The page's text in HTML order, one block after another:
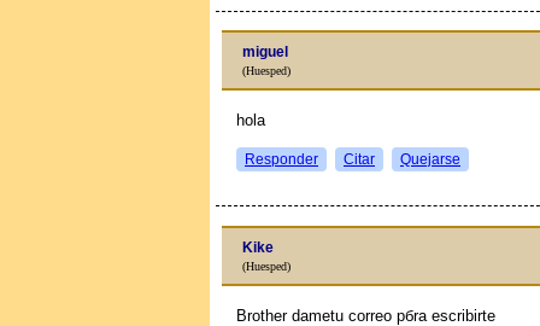
miguel
(Huesped)
hola
Responder Citar Quejarse
Kike
(Huesped)
Brother dametu correo pбra escribirte